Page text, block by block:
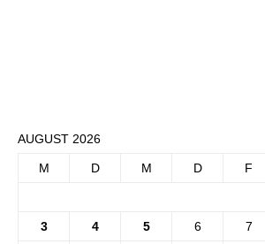
AUGUST 2026
M D M D F
3 4 5 6 7